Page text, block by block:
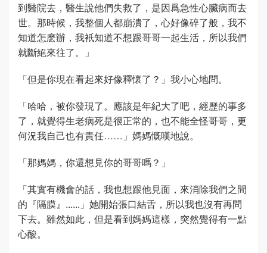
到醫院去，醫生說他們失救了，是因爲急性心臟病而去
世。那時候，我整個人都崩潰了，心好像碎了般，我不
知道怎麽辦，我衹知道不想跟哥哥一起生活，所以我們
就斷絕來往了。」
「但是你現在看起來好像釋懷了？」我小心地問。
「哈哈，被你發現了。應該是年紀大了吧，經歷的事多
了，就覺得生老病死是很正常的，也不能全怪哥哥，更
何況我自己也有責任……」媽媽慨嘆地說。
「那媽媽，你還想見你的哥哥嗎？」
「其實有機會的話，我也想跟他見面，來消除我們之間
的『隔膜』......」她開始張口結舌，所以我也沒有再問
下去。雖然如此，但是看到媽媽這樣，突然覺得有一點
心酸。